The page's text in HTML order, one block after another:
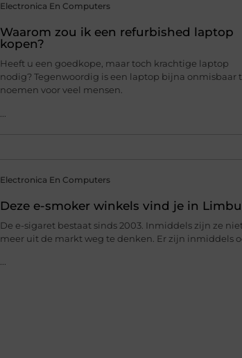
Electronica En Computers
Waarom zou ik een refurbished laptop
kopen?
Heeft u een goedkope, maar toch krachtige laptop
nodig? Tegenwoordig is een laptop bijna onmisbaar
noemen voor veel mensen.
Electronica En Computers
Deze e-smoker winkels vind je in
De e-sigaret bestaat sinds 2003. Inmiddels zijn ze niet
meer uit de markt weg te denken. Er zijn inmiddels